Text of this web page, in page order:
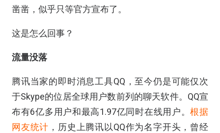
凿凿，似乎只等官方宣布了。
这是怎么回事？
流量没落
腾讯当家的即时消息工具QQ，至今仍是可能仅次
于Skype的位居全球用户数前列的聊天软件。QQ宣
布有6亿多用户和最高1.97亿同时在线用户。根据
网友统计 ，历史上腾讯以QQ作为名字开头，曾经